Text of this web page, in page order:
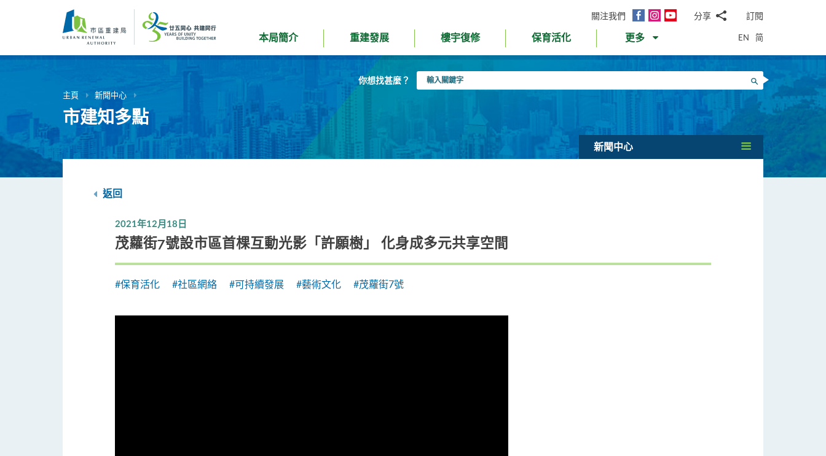
內
關注我們
面
InstagramYouTube分享
郵WhatsApp
微
信
面
書Twitter
LinkedIn
微
訂閱
本局簡介 重建發展 樓宇復修 保育活化 更多 EN 简
你想找甚麼？
入
搜尋
主頁 新聞中心
市建知多點
新聞中心
返回
2021年12月18日
茂蘿街7號設市區首棵互動光影「許願樹」 化身成多元共享空間
#保育活化 #社區網絡 #可持續發展 #藝術文化 #茂蘿街7號